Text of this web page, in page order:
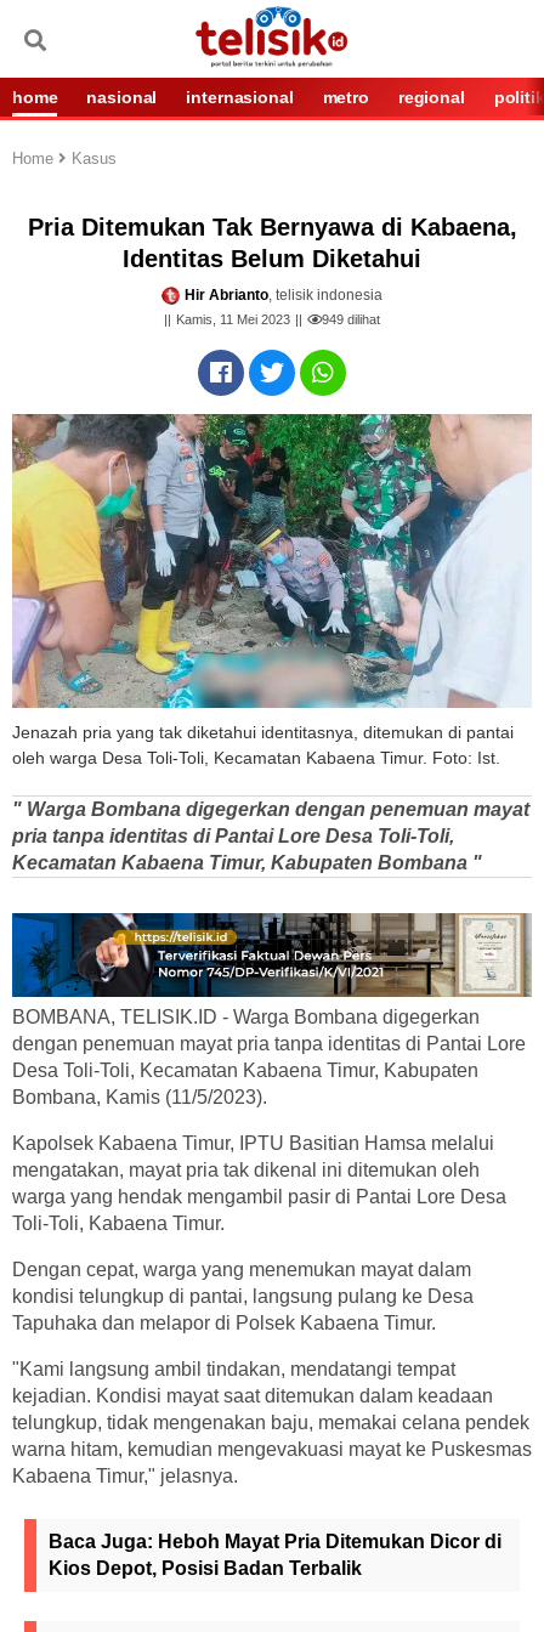
home nasional internasional metro regional politik
Home Kasus
Pria Ditemukan Tak Bernyawa di Kabaena,
Identitas Belum Diketahui
Hir Abrianto, telisik indonesia
Kamis, 11 Mei 2023 949 dilihat
Jenazah pria yang tak diketahui identitasnya, ditemukan di pantai
oleh warga Desa Toli-Toli, Kecamatan Kabaena Timur. Foto: Ist.
" Warga Bombana digegerkan dengan penemuan mayat
pria tanpa identitas di Pantai Lore Desa Toli-Toli,
Kecamatan Kabaena Timur, Kabupaten Bombana "
BOMBANA, TELISIK.ID - Warga Bombana digegerkan
dengan penemuan mayat pria tanpa identitas di Pantai Lore
Desa Toli-Toli, Kecamatan Kabaena Timur, Kabupaten
Bombana, Kamis (11/5/2023).
Kapolsek Kabaena Timur, IPTU Basitian Hamsa melalui
mengatakan, mayat pria tak dikenal ini ditemukan oleh
warga yang hendak mengambil pasir di Pantai Lore Desa
Toli-Toli, Kabaena Timur.
Dengan cepat, warga yang menemukan mayat dalam
kondisi telungkup di pantai, langsung pulang ke Desa
Tapuhaka dan melapor di Polsek Kabaena Timur.
"Kami langsung ambil tindakan, mendatangi tempat
kejadian. Kondisi mayat saat ditemukan dalam keadaan
telungkup, tidak mengenakan baju, memakai celana pendek
warna hitam, kemudian mengevakuasi mayat ke Puskesmas
Kabaena Timur," jelasnya.
Baca Juga: Heboh Mayat Pria Ditemukan Dicor di
Kios Depot, Posisi Badan Terbalik